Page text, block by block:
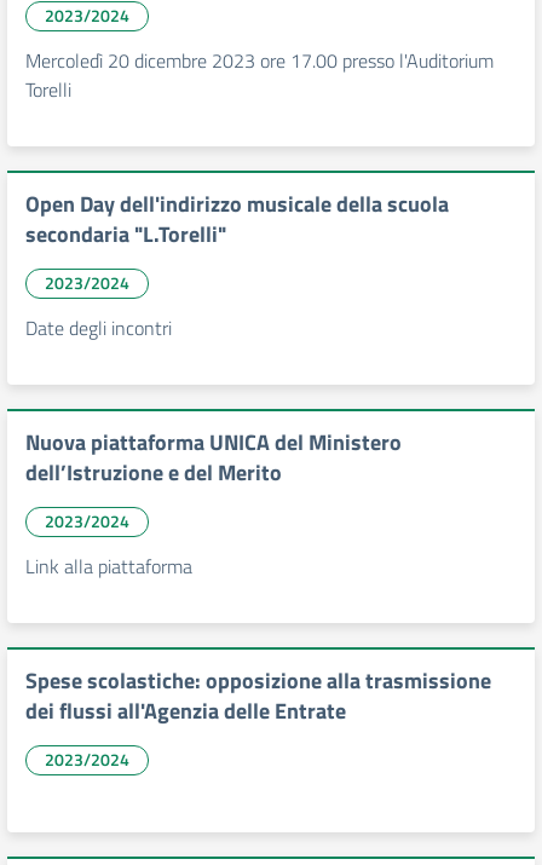
2023/2024
Mercoledì 20 dicembre 2023 ore 17.00 presso l'Auditorium
Torelli
Open Day dell'indirizzo musicale della scuola
secondaria "L.Torelli"
2023/2024
Date degli incontri
Nuova piattaforma UNICA del Ministero
dell’Istruzione e del Merito
2023/2024
Link alla piattaforma
Spese scolastiche: opposizione alla trasmissione
dei flussi all'Agenzia delle Entrate
2023/2024